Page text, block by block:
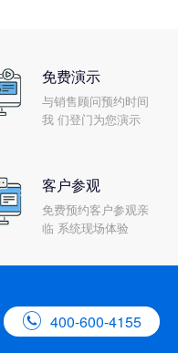
免费演示
与销售顾问预约时间
我 们登门为您演示
客户参观
免费预约客户参观亲
临 系统现场体验
 400-600-4155